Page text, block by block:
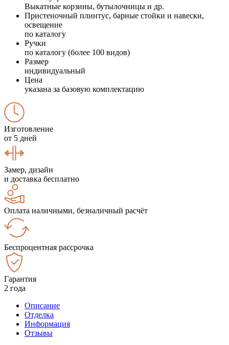
Выкатные корзины, бутылочницы и др.
Пристеночный плинтус, барные стойки и навески,
освещение
по каталогу
Ручки
по каталогу (более 100 видов)
Размер
индивидуальный
Цена
указана за базовую комплектацию
Изготовление
от 5 дней
Замер, дизайн
и доставка бесплатно
Оплата наличными, безналичный расчёт
Беспроцентная рассрочка
Гарантия
2 года
Описание
Отделка
Информация
Отзывы